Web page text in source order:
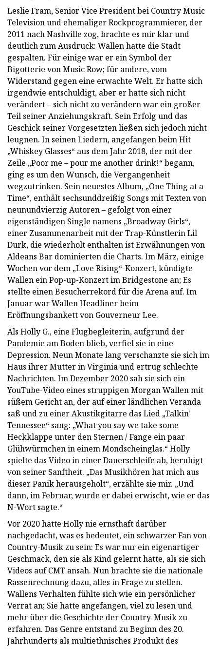
Leslie Fram, Senior Vice President bei Country Music
Television und ehemaliger Rockprogrammierer, der
2011 nach Nashville zog, brachte es mir klar und
deutlich zum Ausdruck: Wallen hatte die Stadt
gespalten. Für einige war er ein Symbol der
Bigotterie von Music Row; für andere, vom
Widerstand gegen eine erwachte Welt. Er hatte sich
irgendwie entschuldigt, aber er hatte sich nicht
verändert – sich nicht zu verändern war ein großer
Teil seiner Anziehungskraft. Sein Erfolg und das
Geschick seiner Vorgesetzten ließen sich jedoch nicht
leugnen. In seinen Liedern, angefangen beim Hit
„Whiskey Glasses“ aus dem Jahr 2018, der mit der
Zeile „Poor me – pour me another drink!“ begann,
ging es um den Wunsch, die Vergangenheit
wegzutrinken. Sein neuestes Album, „One Thing at a
Time“, enthält sechsunddreißig Songs mit Texten von
neunundvierzig Autoren – gefolgt von einer
eigenständigen Single namens „Broadway Girls“,
einer Zusammenarbeit mit der Trap-Künstlerin Lil
Durk, die wiederholt enthalten ist Erwähnungen von
Aldeans Bar dominierten die Charts. Im März, einige
Wochen vor dem „Love Rising“-Konzert, kündigte
Wallen ein Pop-up-Konzert im Bridgestone an; Es
stellte einen Besucherrekord für die Arena auf. Im
Januar war Wallen Headliner beim
Eröffnungsbankett von Gouverneur Lee.
Als Holly G., eine Flugbegleiterin, aufgrund der
Pandemie am Boden blieb, verfiel sie in eine
Depression. Neun Monate lang verschanzte sie sich im
Haus ihrer Mutter in Virginia und ertrug schlechte
Nachrichten. Im Dezember 2020 sah sie sich ein
YouTube-Video eines struppigen Morgan Wallen mit
süßem Gesicht an, der auf einer ländlichen Veranda
saß und zu einer Akustikgitarre das Lied „Talkin'
Tennessee“ sang: „What you say we take some
Heckklappe unter den Sternen / Fange ein paar
Glühwürmchen in einem Mondscheinglas.“ Holly
spielte das Video in einer Dauerschleife ab, beruhigt
von seiner Sanftheit. „Das Musikhören hat mich aus
dieser Panik herausgeholt“, erzählte sie mir. „Und
dann, im Februar, wurde er dabei erwischt, wie er das
N-Wort sagte.“
Vor 2020 hatte Holly nie ernsthaft darüber
nachgedacht, was es bedeutet, ein schwarzer Fan von
Country-Musik zu sein: Es war nur ein eigenartiger
Geschmack, den sie als Kind gelernt hatte, als sie sich
Videos auf CMT ansah. Nun brachte sie die nationale
Rassenrechnung dazu, alles in Frage zu stellen.
Wallens Verhalten fühlte sich wie ein persönlicher
Verrat an; Sie hatte angefangen, viel zu lesen und
mehr über die Geschichte der Country-Musik zu
erfahren. Das Genre entstand zu Beginn des 20.
Jahrhunderts als multiethnisches Produkt des